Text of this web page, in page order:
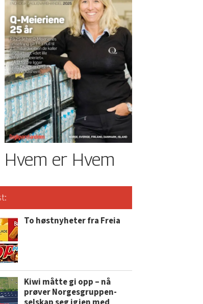
Hvem er Hvem
To høstnyheter fra Freia
Kiwi måtte gi opp – nå
prøver Norgesgruppen-